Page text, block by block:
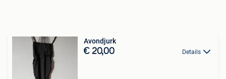
Avondjurk
€ 20,00 Details